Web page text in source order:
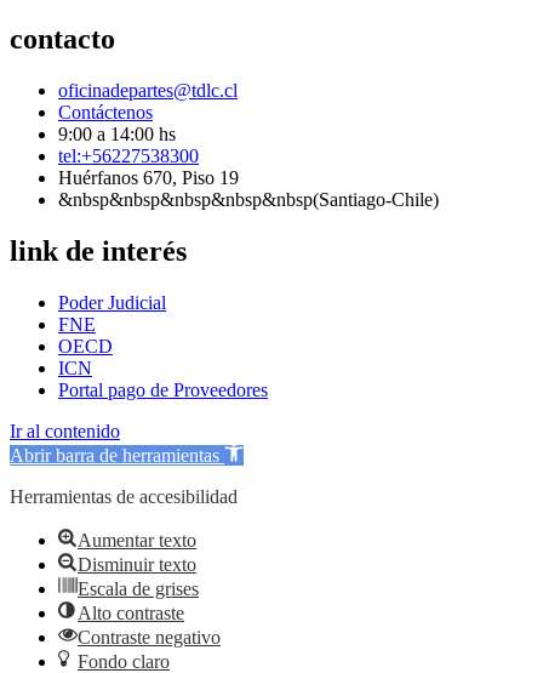
contacto
oficinadepartes@tdlc.cl
Contáctenos
9:00 a 14:00 hs
tel:+56227538300
Huérfanos 670, Piso 19
&nbsp&nbsp&nbsp&nbsp&nbsp(Santiago-Chile)
link de interés
Poder Judicial
FNE
OECD
ICN
Portal pago de Proveedores
Ir al contenido
Abrir barra de herramientas
Herramientas de accesibilidad
Aumentar texto
Disminuir texto
Escala de grises
Alto contraste
Contraste negativo
Fondo claro